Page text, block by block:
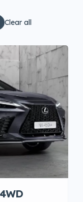
Clear all